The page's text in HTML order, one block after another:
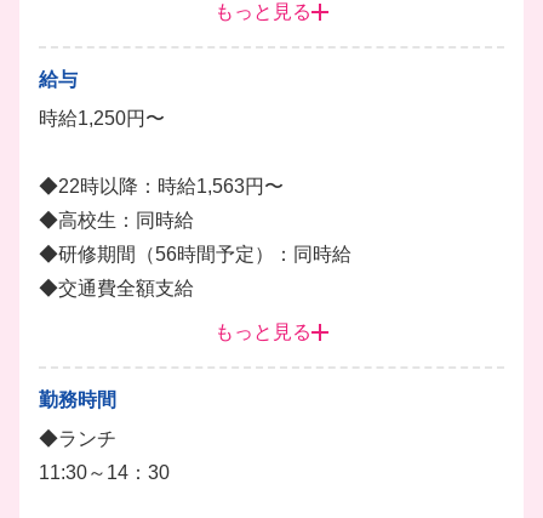
◎簡単な調理補助
◎お皿洗いなど
全席にハイボールサーバーが設置された、SNSでも
話題の”中華×ハイボール”のお店です！
昨年オープンしたばかりの清潔感あふれる店内で、未
経験からでも1から丁寧にお教えします。
もっと見る
給与
時給1,250円〜
◆22時以降：時給1,563円〜
◆高校生：同時給
◆研修期間（56時間予定）：同時給
◆交通費全額支給
◆昇給あり（月1回昇給チャンスあり！がんばりをし
┗トレーナーになると時給+300円UP！
もっと見る
勤務時間
◆ランチ
11:30～14：30